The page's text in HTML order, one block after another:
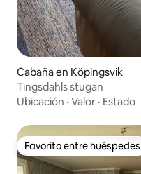
Cabaña en Köpingsvik
Tingsdahls stugan
Ubicación · Valor · Estado
Favorito entre huéspedes
Favorito entre huéspedes